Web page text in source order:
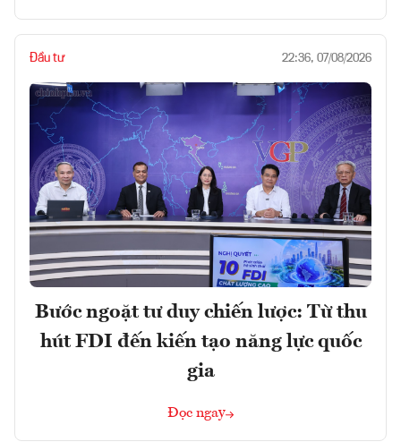
Đầu tư 22:36, 07/08/2026
Bước ngoặt tư duy chiến lược: Từ thu
hút FDI đến kiến tạo năng lực quốc
gia
Đọc ngay